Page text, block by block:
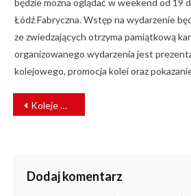
będzie można oglądać w weekend od 19
Łódź Fabryczna. Wstęp na wydarzenie
ze zwiedzających otrzyma pamiątkową
organizowanego wydarzenia jest
kolejowego, promocja kolei oraz
NAWIGACJA
WPISU
Koleje Małopolskie podpisały umowę z NEWAG S.A.
Dodaj komentarz